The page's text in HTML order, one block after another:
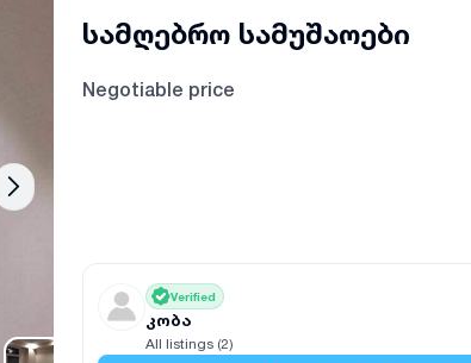
სამღებრო სამუშაოები
Negotiable price
Verified
კობა
All listings (2)